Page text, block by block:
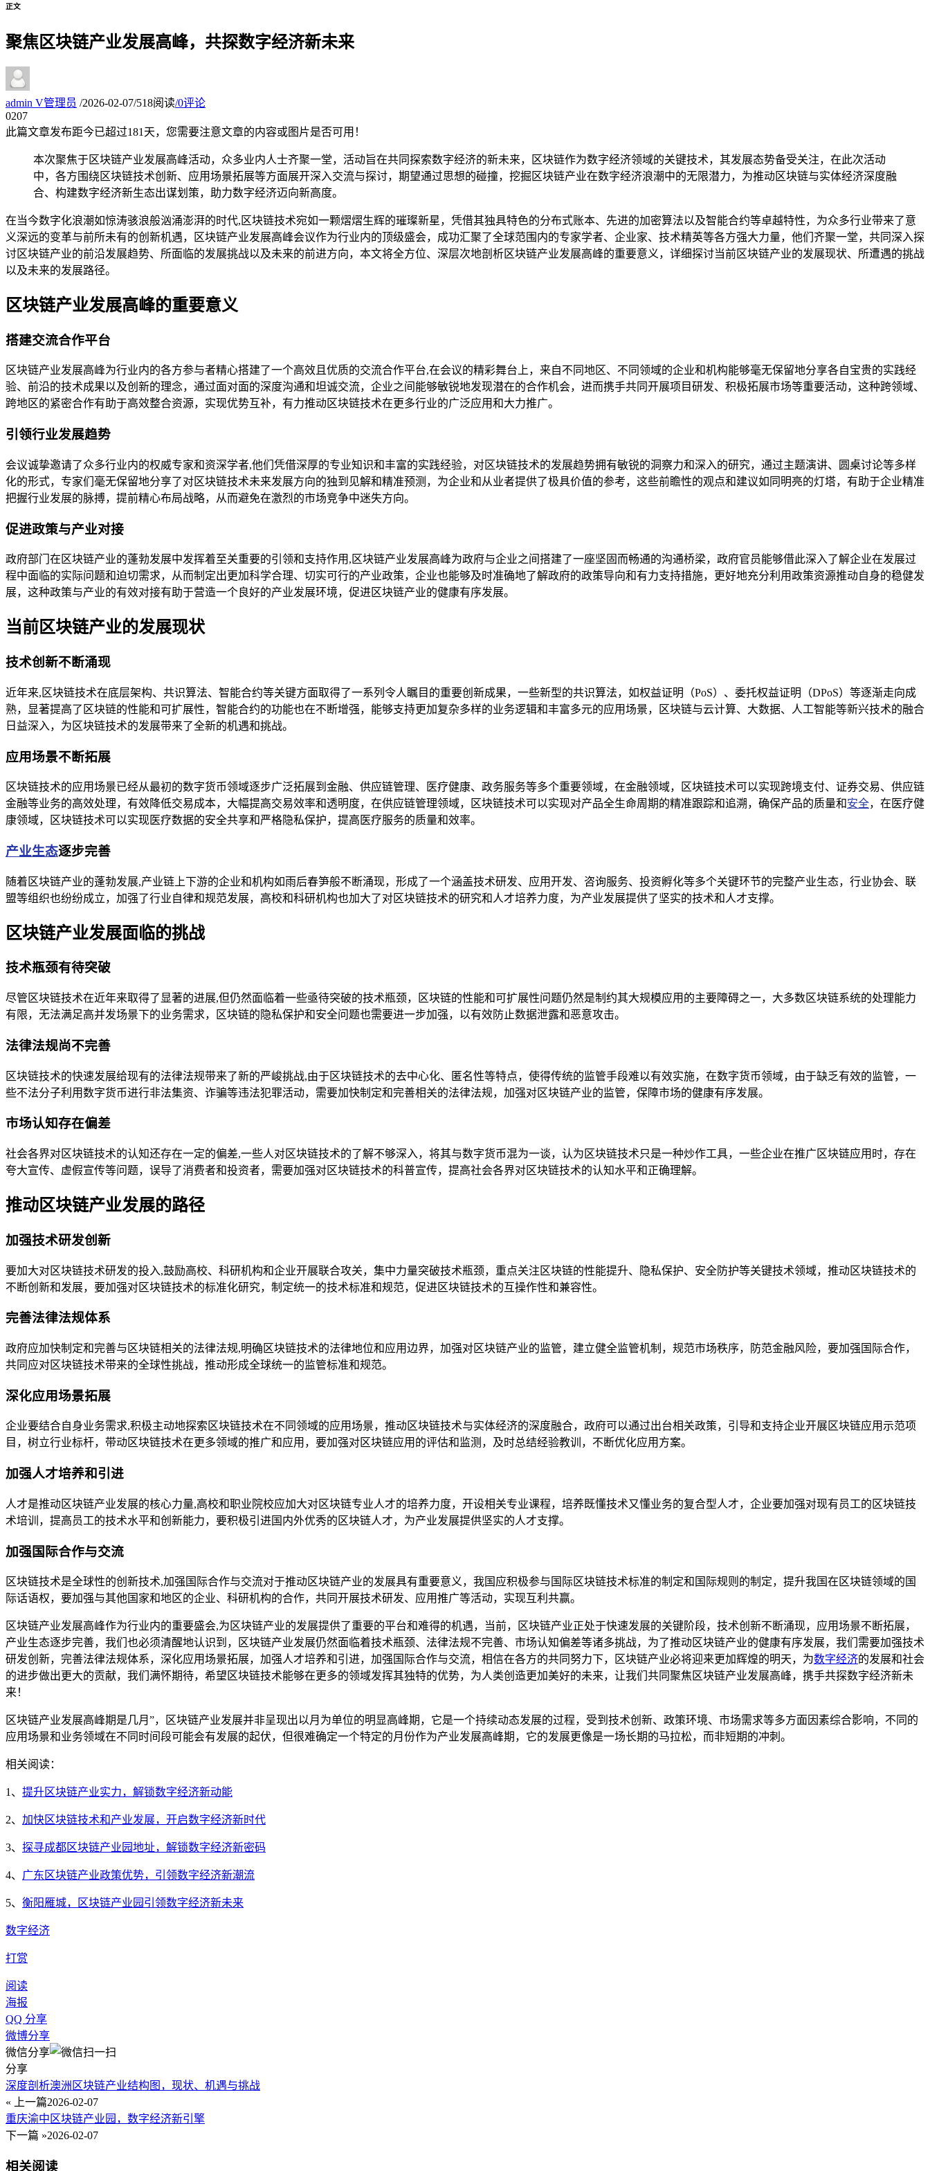
正文
聚焦区块链产业发展高峰，共探数字经济新未来
admin V管理员 /2026-02-07/518阅读/0评论
0207
此篇文章发布距今已超过181 天，您需要注意文章的内容或图片是否可用！
本次聚焦于区块链产业发展高峰活动，众多业内人士齐聚一堂，活动旨在共同探索数字经济的新未来，区块链作为数字经济领域的关键技术，其发展态势备受关注，在此次活动
中，各方围绕区块链技术创新、应用场景拓展等方面展开深入交流与探讨，期望通过思想的碰撞，挖掘区块链产业在数字经济浪潮中的无限潜力，为推动区块链与实体经济深度融
合、构建数字经济新生态出谋划策，助力数字经济迈向新高度。
在当今数字化浪潮如惊涛骇浪般汹涌澎湃的时代,区块链技术宛如一颗熠熠生辉的璀璨新星，凭借其独具特色的分布式账本、先进的加密算法以及智能合约等卓越特性，为众多行业带来了意
义深远的变革与前所未有的创新机遇，区块链产业发展高峰会议作为行业内的顶级盛会，成功汇聚了全球范围内的专家学者、企业家、技术精英等各方强大力量，他们齐聚一堂，共同深入探
讨区块链产业的前沿发展趋势、所面临的发展挑战以及未来的前进方向，本文将全方位、深层次地剖析区块链产业发展高峰的重要意义，详细探讨当前区块链产业的发展现状、所遭遇的挑战
以及未来的发展路径。
区块链产业发展高峰的重要意义
搭建交流合作平台
区块链产业发展高峰为行业内的各方参与者精心搭建了一个高效且优质的交流合作平台,在会议的精彩舞台上，来自不同地区、不同领域的企业和机构能够毫无保留地分享各自宝贵的实践经
验、前沿的技术成果以及创新的理念，通过面对面的深度沟通和坦诚交流，企业之间能够敏锐地发现潜在的合作机会，进而携手共同开展项目研发、积极拓展市场等重要活动，这种跨领域、
跨地区的紧密合作有助于高效整合资源，实现优势互补，有力推动区块链技术在更多行业的广泛应用和大力推广。
引领行业发展趋势
会议诚挚邀请了众多行业内的权威专家和资深学者,他们凭借深厚的专业知识和丰富的实践经验，对区块链技术的发展趋势拥有敏锐的洞察力和深入的研究，通过主题演讲、圆桌讨论等多样
化的形式，专家们毫无保留地分享了对区块链技术未来发展方向的独到见解和精准预测，为企业和从业者提供了极具价值的参考，这些前瞻性的观点和建议如同明亮的灯塔，有助于企业精准
把握行业发展的脉搏，提前精心布局战略，从而避免在激烈的市场竞争中迷失方向。
促进政策与产业对接
政府部门在区块链产业的蓬勃发展中发挥着至关重要的引领和支持作用,区块链产业发展高峰为政府与企业之间搭建了一座坚固而畅通的沟通桥梁，政府官员能够借此深入了解企业在发展过
程中面临的实际问题和迫切需求，从而制定出更加科学合理、切实可行的产业政策，企业也能够及时准确地了解政府的政策导向和有力支持措施，更好地充分利用政策资源推动自身的稳健发
展，这种政策与产业的有效对接有助于营造一个良好的产业发展环境，促进区块链产业的健康有序发展。
当前区块链产业的发展现状
技术创新不断涌现
近年来,区块链技术在底层架构、共识算法、智能合约等关键方面取得了一系列令人瞩目的重要创新成果，一些新型的共识算法，如权益证明（PoS）、委托权益证明（DPoS）等逐渐走向成
熟，显著提高了区块链的性能和可扩展性，智能合约的功能也在不断增强，能够支持更加复杂多样的业务逻辑和丰富多元的应用场景，区块链与云计算、大数据、人工智能等新兴技术的融合
日益深入，为区块链技术的发展带来了全新的机遇和挑战。
应用场景不断拓展
区块链技术的应用场景已经从最初的数字货币领域逐步广泛拓展到金融、供应链管理、医疗健康、政务服务等多个重要领域，在金融领域，区块链技术可以实现跨境支付、证券交易、供应链
金融等业务的高效处理，有效降低交易成本，大幅提高交易效率和透明度，在供应链管理领域，区块链技术可以实现对产品全生命周期的精准跟踪和追溯，确保产品的质量和安全，在医疗健
康领域，区块链技术可以实现医疗数据的安全共享和严格隐私保护，提高医疗服务的质量和效率。
产业生态逐步完善
随着区块链产业的蓬勃发展,产业链上下游的企业和机构如雨后春笋般不断涌现，形成了一个涵盖技术研发、应用开发、咨询服务、投资孵化等多个关键环节的完整产业生态，行业协会、联
盟等组织也纷纷成立，加强了行业自律和规范发展，高校和科研机构也加大了对区块链技术的研究和人才培养力度，为产业发展提供了坚实的技术和人才支撑。
区块链产业发展面临的挑战
技术瓶颈有待突破
尽管区块链技术在近年来取得了显著的进展,但仍然面临着一些亟待突破的技术瓶颈，区块链的性能和可扩展性问题仍然是制约其大规模应用的主要障碍之一，大多数区块链系统的处理能力
有限，无法满足高并发场景下的业务需求，区块链的隐私保护和安全问题也需要进一步加强，以有效防止数据泄露和恶意攻击。
法律法规尚不完善
区块链技术的快速发展给现有的法律法规带来了新的严峻挑战,由于区块链技术的去中心化、匿名性等特点，使得传统的监管手段难以有效实施，在数字货币领域，由于缺乏有效的监管，一
些不法分子利用数字货币进行非法集资、诈骗等违法犯罪活动，需要加快制定和完善相关的法律法规，加强对区块链产业的监管，保障市场的健康有序发展。
市场认知存在偏差
社会各界对区块链技术的认知还存在一定的偏差,一些人对区块链技术的了解不够深入，将其与数字货币混为一谈，认为区块链技术只是一种炒作工具，一些企业在推广区块链应用时，存在
夸大宣传、虚假宣传等问题，误导了消费者和投资者，需要加强对区块链技术的科普宣传，提高社会各界对区块链技术的认知水平和正确理解。
推动区块链产业发展的路径
加强技术研发创新
要加大对区块链技术研发的投入,鼓励高校、科研机构和企业开展联合攻关，集中力量突破技术瓶颈，重点关注区块链的性能提升、隐私保护、安全防护等关键技术领域，推动区块链技术的
不断创新和发展，要加强对区块链技术的标准化研究，制定统一的技术标准和规范，促进区块链技术的互操作性和兼容性。
完善法律法规体系
政府应加快制定和完善与区块链相关的法律法规,明确区块链技术的法律地位和应用边界，加强对区块链产业的监管，建立健全监管机制，规范市场秩序，防范金融风险，要加强国际合作，
共同应对区块链技术带来的全球性挑战，推动形成全球统一的监管标准和规范。
深化应用场景拓展
企业要结合自身业务需求,积极主动地探索区块链技术在不同领域的应用场景，推动区块链技术与实体经济的深度融合，政府可以通过出台相关政策，引导和支持企业开展区块链应用示范项
目，树立行业标杆，带动区块链技术在更多领域的推广和应用，要加强对区块链应用的评估和监测，及时总结经验教训，不断优化应用方案。
加强人才培养和引进
人才是推动区块链产业发展的核心力量,高校和职业院校应加大对区块链专业人才的培养力度，开设相关专业课程，培养既懂技术又懂业务的复合型人才，企业要加强对现有员工的区块链技
术培训，提高员工的技术水平和创新能力，要积极引进国内外优秀的区块链人才，为产业发展提供坚实的人才支撑。
加强国际合作与交流
区块链技术是全球性的创新技术,加强国际合作与交流对于推动区块链产业的发展具有重要意义，我国应积极参与国际区块链技术标准的制定和国际规则的制定，提升我国在区块链领域的国
际话语权，要加强与其他国家和地区的企业、科研机构的合作，共同开展技术研发、应用推广等活动，实现互利共赢。
区块链产业发展高峰作为行业内的重要盛会,为区块链产业的发展提供了重要的平台和难得的机遇，当前，区块链产业正处于快速发展的关键阶段，技术创新不断涌现，应用场景不断拓展，
产业生态逐步完善，我们也必须清醒地认识到，区块链产业发展仍然面临着技术瓶颈、法律法规不完善、市场认知偏差等诸多挑战，为了推动区块链产业的健康有序发展，我们需要加强技术
研发创新，完善法律法规体系，深化应用场景拓展，加强人才培养和引进，加强国际合作与交流，相信在各方的共同努力下，区块链产业必将迎来更加辉煌的明天，为数字经济的发展和社会
的进步做出更大的贡献，我们满怀期待，希望区块链技术能够在更多的领域发挥其独特的优势，为人类创造更加美好的未来，让我们共同聚焦区块链产业发展高峰，携手共探数字经济新未
来！
区块链产业发展高峰期是几月”，区块链产业发展并非呈现出以月为单位的明显高峰期，它是一个持续动态发展的过程，受到技术创新、政策环境、市场需求等多方面因素综合影响，不同的
应用场景和业务领域在不同时间段可能会有发展的起伏，但很难确定一个特定的月份作为产业发展高峰期，它的发展更像是一场长期的马拉松，而非短期的冲刺。
相关阅读：
1、 提升区块链产业实力，解锁数字经济新动能
2、 加快区块链技术和产业发展，开启数字经济新时代
3、 探寻成都区块链产业园地址，解锁数字经济新密码
4、 广东区块链产业政策优势，引领数字经济新潮流
5、 衡阳雁城，区块链产业园引领数字经济新未来
数字经济
打赏
阅读
海报
QQ 分享
微博分享
微信分享
分享
深度剖析澳洲区块链产业结构图，现状、机遇与挑战
« 上一篇2026-02-07
重庆渝中区块链产业园，数字经济新引擎
下一篇 »2026-02-07
相关阅读